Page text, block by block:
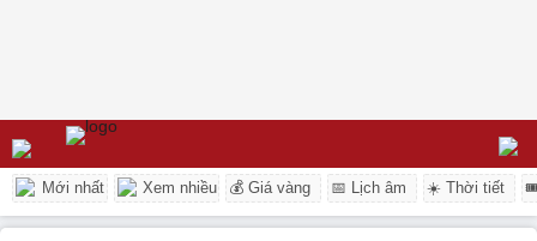
Mới nhất Xem nhiều 💰 Giá vàng 📅 Lịch âm ☀️ Thời tiết